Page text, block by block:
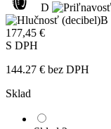
D
B
177,45 €
S DPH
144.27 € bez DPH
Sklad